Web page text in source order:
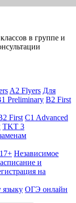
в группе и
A2 Flyers Для
Preliminary B2 First
First C1 Advanced
TKT 3
Независимое
и
на
языку ОГЭ онлайн